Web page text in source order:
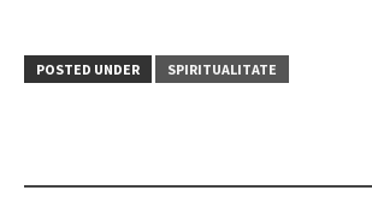
POSTED UNDER SPIRITUALITATE